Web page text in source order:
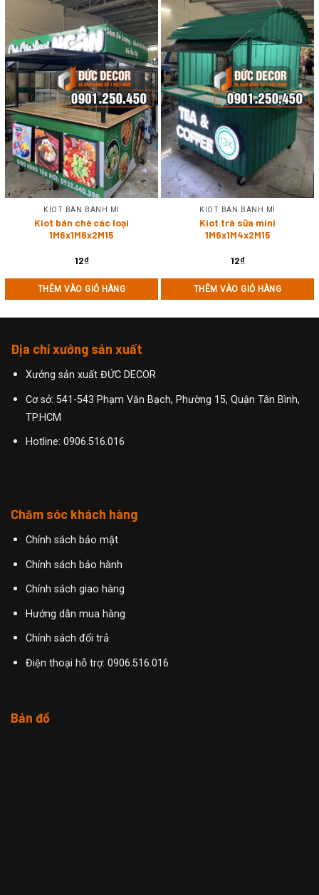
KIOT BÁN BÁNH MÌ
Kiot bán chè các loại
1M6x1M6x2M15
12₫
THÊM VÀO GIỎ HÀNG
KIOT BÁN BÁNH MÌ
Kiot trà sữa mini
1M6x1M4x2M15
12₫
THÊM VÀO GIỎ HÀNG
Địa chỉ xưởng sản xuất
Xưởng sản xuất ĐỨC DECOR
Cơ sở: 541-543 Phạm Văn Bạch, Phường 15, Quận Tân Bình,
TP.HCM
Hotline: 0906.516.016
Chăm sóc khách hàng
Chính sách bảo mật
Chính sách bảo hành
Chính sách giao hàng
Hướng dẫn mua hàng
Chính sách đổi trả
Điện thoại hỗ trợ: 0906.516.016
Bản đồ